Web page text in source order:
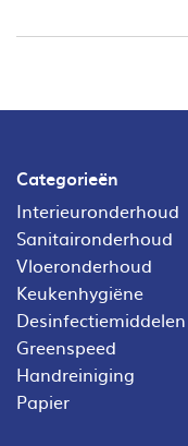
Categorieën
Interieuronderhoud
Sanitaironderhoud
Vloeronderhoud
Keukenhygiëne
Desinfectiemiddelen
Greenspeed
Handreiniging
Papier